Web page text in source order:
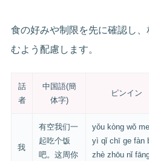
食の好みや制限を先に確認し
むよう配慮します。
話
者
中国語(簡
体字)
ピンイン
我
有空我们一
起吃个饭
吧。这周你
yǒu kòng wǒ
yì qǐ chī ge fàn
zhè zhōu nǐ